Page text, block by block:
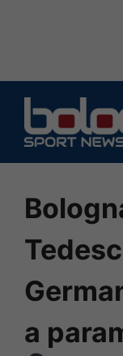
contenuto
a